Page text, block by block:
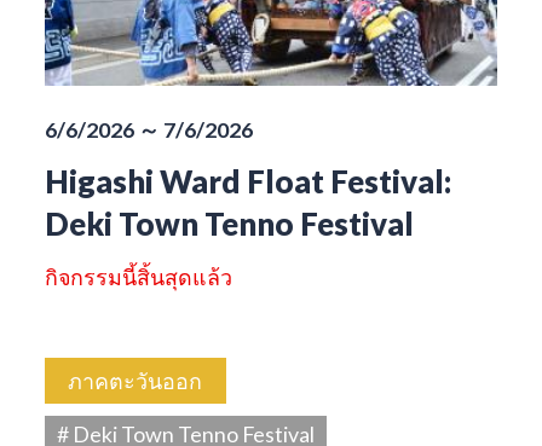
6/6/2026 ～ 7/6/2026
Higashi Ward Float Festival:
Deki Town Tenno Festival
กิจกรรมนี้สิ้นสุดแล้ว
ภาคตะวันออก
# Deki Town Tenno Festival